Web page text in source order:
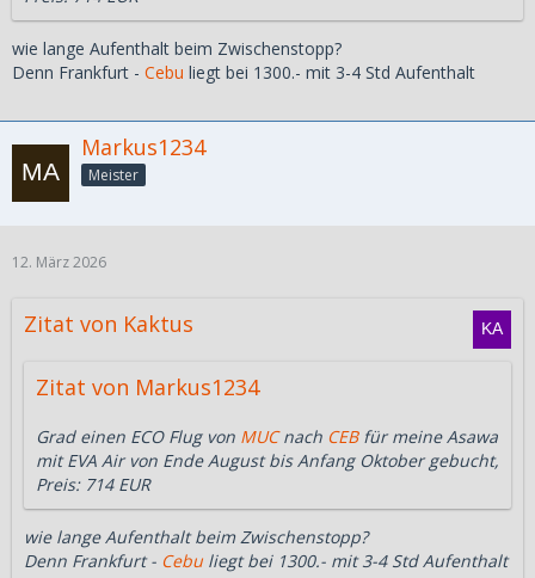
wie lange Aufenthalt beim Zwischenstopp?
Denn Frankfurt - Cebu liegt bei 1300.- mit 3-4 Std Aufenthalt
Markus1234
Meister
12. März 2026
Zitat von Kaktus
Zitat von Markus1234
Grad einen ECO Flug von MUCnach CEBfür meine Asawa
mit EVA Air von Ende August bis Anfang Oktober gebucht,
Preis: 714 EUR
wie lange Aufenthalt beim Zwischenstopp?
Denn Frankfurt - Cebu liegt bei 1300.- mit 3-4 Std Aufenthalt